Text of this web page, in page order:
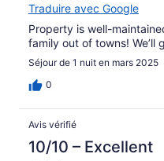
Traduire avec Google
Property is well-
family out of towns! We’ll
Séjour de 1 nuit en mars 2025
0
Avis vérifié
10/10 – Excellent